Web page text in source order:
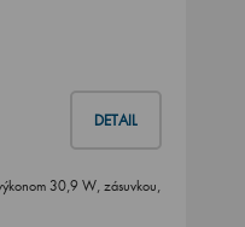
DETAIL
30,9 W, zásuvkou,